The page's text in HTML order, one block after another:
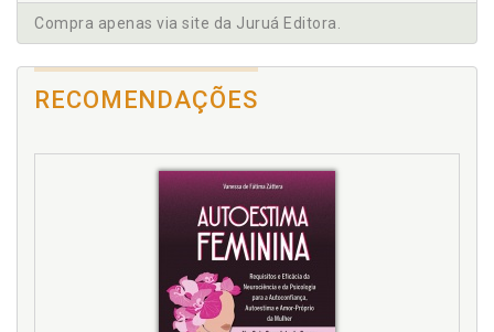
Guillain Barré. Síndrome de Guillain Barré, p. 61
H
Habilidade. A Síndrome de Savant: uma habilidade
Klinefelter. Síndrome de Klinefelter, p. 107
Compra apenas via site da Juruá Editora.
RECOMENDAÇÕES